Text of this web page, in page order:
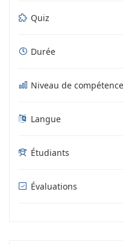
Quiz
Durée
Niveau de compétence
Langue
Étudiants
Évaluations